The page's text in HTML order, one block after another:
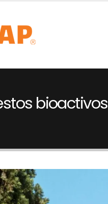
bioactivos